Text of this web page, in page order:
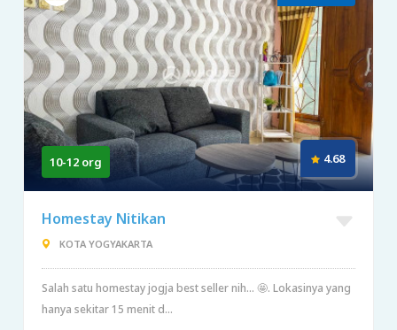
10-12 org 4.68
Homestay Nitikan
KOTA YOGYAKARTA
Salah satu homestay jogja best seller nih... 🤩. Lokasinya yang
hanya sekitar 15 menit d...